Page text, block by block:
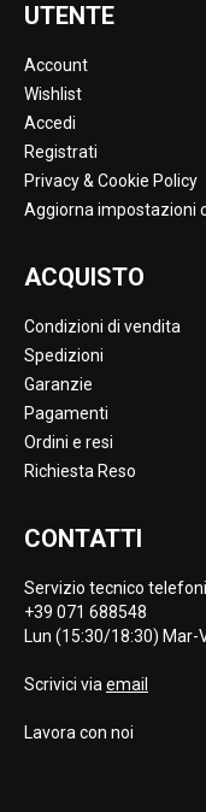
UTENTE
Account
Wishlist
Accedi
Registrati
Privacy & Cookie Policy
Aggiorna impostazioni
ACQUISTO
Condizioni di vendita
Spedizioni
Garanzie
Pagamenti
Ordini e resi
Richiesta Reso
CONTATTI
Servizio tecnico
+39 071 688548
Lun (15:30/18:30)
Scrivici via email
Lavora con noi